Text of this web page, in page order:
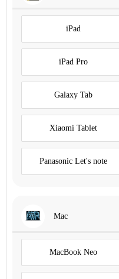
iPad
iPad Pro
Galaxy Tab
Xiaomi Tablet
Panasonic Let's note
Mac
MacBook Neo